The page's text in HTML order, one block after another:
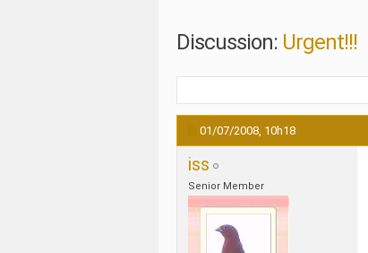
Discussion: Urgent!!!
01/07/2008, 10h18
iss
Senior Member